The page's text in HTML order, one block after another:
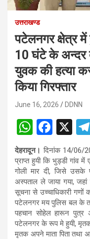
उत्तराखण्ड
पटेलनगर क्षेत्र में
10 घंटे के अन्दर
युवक की हत्या
किया गिरफ्तार
June 16, 2026 DDNN
W
h
at
s
A
p
p
F
a
ce
b
o
o
k
X
देहरादून।दिनांक 14/06/
प्राप्त हुयी कि भुड्डी गांव
गोली मार दी, जिसे उसके
अस्पताल ले जाया गया, जहां
सूचना से उच्चाधिकारी गणों
पटेलनगर मय पुलिस बल के
पहचान सोहेल हारून पुत्र
पटेलनगर के रूप मे हुयी,
मृतक अपने माता पिता तथा